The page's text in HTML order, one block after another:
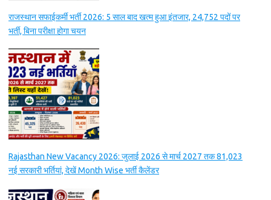
राजस्थान सफाईकर्मी भर्ती 2026: 5 साल बाद खत्म हुआ इंतजार, 24,752 पदों पर
भर्ती, बिना परीक्षा होगा चयन
Rajasthan New Vacancy 2026: जुलाई 2026 से मार्च 2027 तक 81,023
नई सरकारी भर्तियां, देखें Month Wise भर्ती कैलेंडर